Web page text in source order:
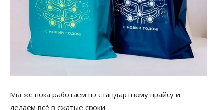
Мы же пока работаем по стандартному прайсу и
делаем всё в сжатые сроки.